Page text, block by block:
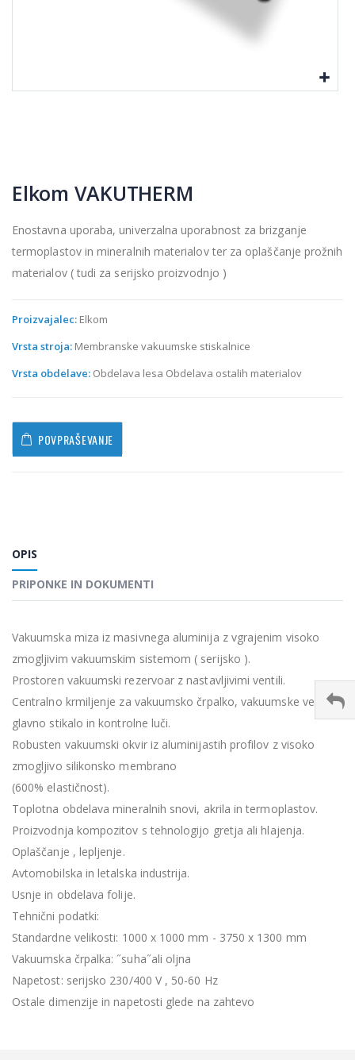
Elkom VAKUTHERM
Enostavna uporaba, univerzalna uporabnost za brizganje
termoplastov in mineralnih materialov ter za oplaščanje prožnih
materialov ( tudi za serijsko proizvodnjo )
Proizvajalec: Elkom
Vrsta stroja: Membranske vakuumske stiskalnice
Vrsta obdelave: Obdelava lesa Obdelava ostalih materialov
POVPRAŠEVANJE
OPIS
PRIPONKE IN DOKUMENTI
Vakuumska miza iz masivnega aluminija z vgrajenim visoko
zmogljivim vakuumskim sistemom ( serijsko ).
Prostoren vakuumski rezervoar z nastavljivimi ventili.
Centralno krmiljenje za vakuumsko črpalko, vakuumske ventile,
glavno stikalo in kontrolne luči.
Robusten vakuumski okvir iz aluminijastih profilov z visoko
zmogljivo silikonsko membrano
(600% elastičnost).
Toplotna obdelava mineralnih snovi, akrila in termoplastov.
Proizvodnja kompozitov s tehnologijo gretja ali hlajenja.
Oplaščanje , lepljenje.
Avtomobilska in letalska industrija.
Usnje in obdelava folije.
Tehnični podatki:
Standardne velikosti: 1000 x 1000 mm - 3750 x 1300 mm
Vakuumska črpalka: ˝suha˝ali oljna
Napetost: serijsko 230/400 V , 50-60 Hz
Ostale dimenzije in napetosti glede na zahtevo